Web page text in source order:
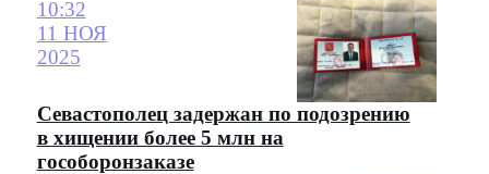
10:32
11 НОЯ
2025
Севастополец задержан по подозрению
в хищении более 5 млн на
гособоронзаказе